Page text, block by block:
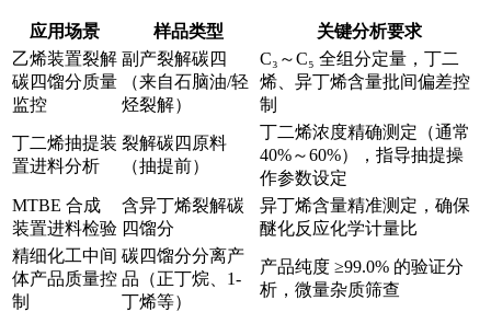
应用场景 样品类型
关键分析要求
乙烯装置裂解
碳四馏分质量
监控
副产裂解碳四
（来自石脑油/轻
烃裂解）
C₃～C₅ 全组分定量，丁二
烯、异丁烯含量批间偏差控
制
丁二烯抽提装
置进料分析
裂解碳四原料
（抽提前）
丁二烯浓度精确测定（通常
40%～60%），指导抽提操
作参数设定
MTBE 合成
装置进料检验
含异丁烯裂解碳
四馏分
异丁烯含量精准测定，确保
醚化反应化学计量比
精细化工中间
体产品质量控
制
碳四馏分分离产
品（正丁烷、1-
丁烯等）
产品纯度 ≥99.0% 的验证分
析，微量杂质筛查